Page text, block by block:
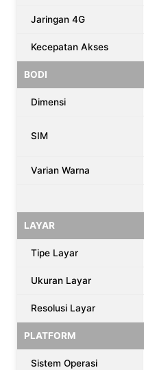
Jaringan 4G
Kecepatan Akses
BODI
Dimensi
SIM
Varian Warna
LAYAR
Tipe Layar
Ukuran Layar
Resolusi Layar
PLATFORM
Sistem Operasi